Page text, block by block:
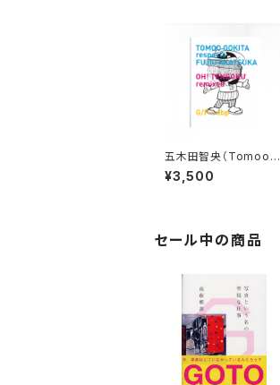
五木田智央（Tomoo G
okita）OH! TENGOK
U remixed
¥3,500
セール中の商品